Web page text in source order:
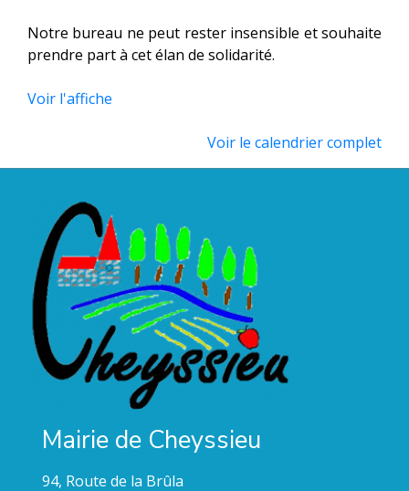
Notre bureau ne peut rester insensible et souhaite
prendre part à cet élan de solidarité.
Voir l'affiche
Voir le calendrier complet
Mairie de Cheyssieu
94, Route de la Brûla